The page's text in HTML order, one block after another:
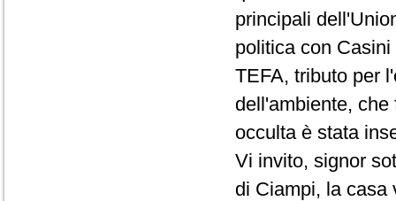
principali
politica con
TEFA, tributo per
dell'ambiente,
occulta è stata
Vi invito, signor
di Ciampi, la casa